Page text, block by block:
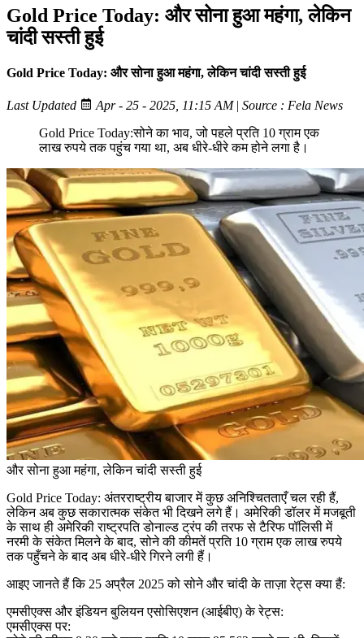
Gold Price Today: और सोना हुआ महंगा, लेकिन
चांदी सस्ती हुई
Gold Price Today: और सोना हुआ महंगा, लेकिन चांदी सस्ती हुई
Last Updated Apr - 25 - 2025, 11:15 AM| Source : Fela News
Gold Price Today:सोने का भाव, जो पहले प्रति 10 ग्राम एक
लाख रुपये तक पहुंच गया था, अब धीरे-धीरे कम होने लगा है।
और सोना हुआ महंगा, लेकिन चांदी सस्ती हुई
Gold Price Today: अंतरराष्ट्रीय बाजार में कुछ अनिश्चितताएँ चल रही हैं,
लेकिन अब कुछ सकारात्मक संकेत भी दिखने लगे हैं। अमेरिकी डॉलर में मजबूती
के साथ ही अमेरिकी राष्ट्रपति डोनाल्ड ट्रंप की तरफ से टैरिफ पॉलिसी में
नरमी के संकेत मिलने के बाद, सोने की कीमतें प्रति 10 ग्राम एक लाख रुपये
तक पहुँचने के बाद अब धीरे-धीरे गिरने लगी हैं।
आइए जानते हैं कि 25 अप्रैल 2025 को सोने और चांदी के ताज़ा रेट्स क्या हैं:
एमसीएक्स और इंडियन बुलियन एसोसिएशन (आईबीए) के रेट्स:
एमसीएक्स पर: